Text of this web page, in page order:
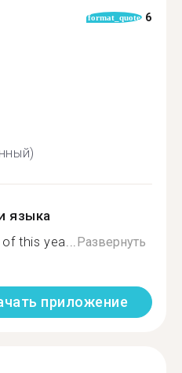
format_quote 6
языка
this yea...Развернуть
приложение